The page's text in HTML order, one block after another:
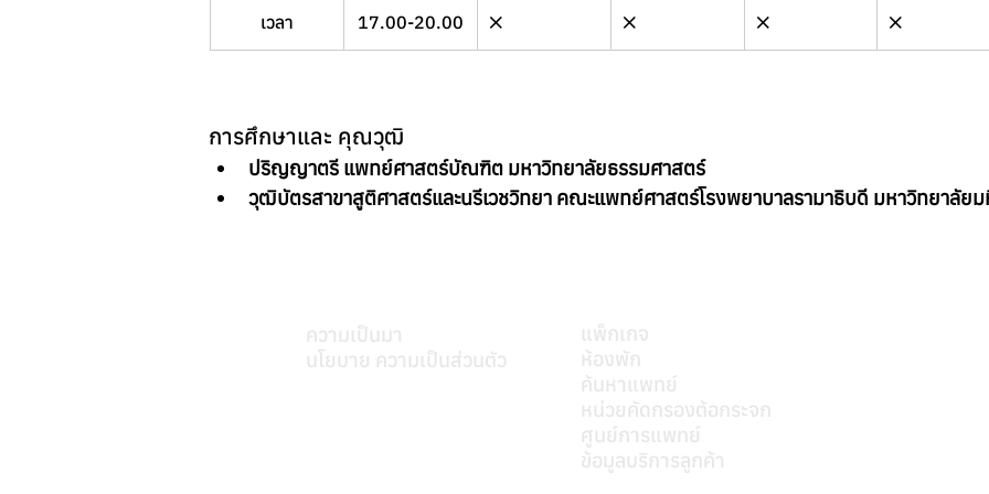
เวลา 17.00-20.00 ❌ ❌ ❌ ❌
การศึกษาและ คุณวุฒิ
ปริญญาตรี แพทย์ศาสตร์บัณฑิต มหาวิทยาลัยธรรมศาสตร์
วุฒิบัตรสาขาสูติศาสตร์และนรีเวชวิทยา คณะแพทย์ศาสตร์โรงพยาบาลรามาธิบดี มหาวิทยาลัย
ความเป็นมา
นโยบาย ความเป็นส่วนตัว
แพ็กเกจ
ห้องพัก
ค้นหาแพทย์
หน่วยคัดกรองต้อกระจก
ศูนย์การแพทย์
ข้อมูลบริการลูกค้า